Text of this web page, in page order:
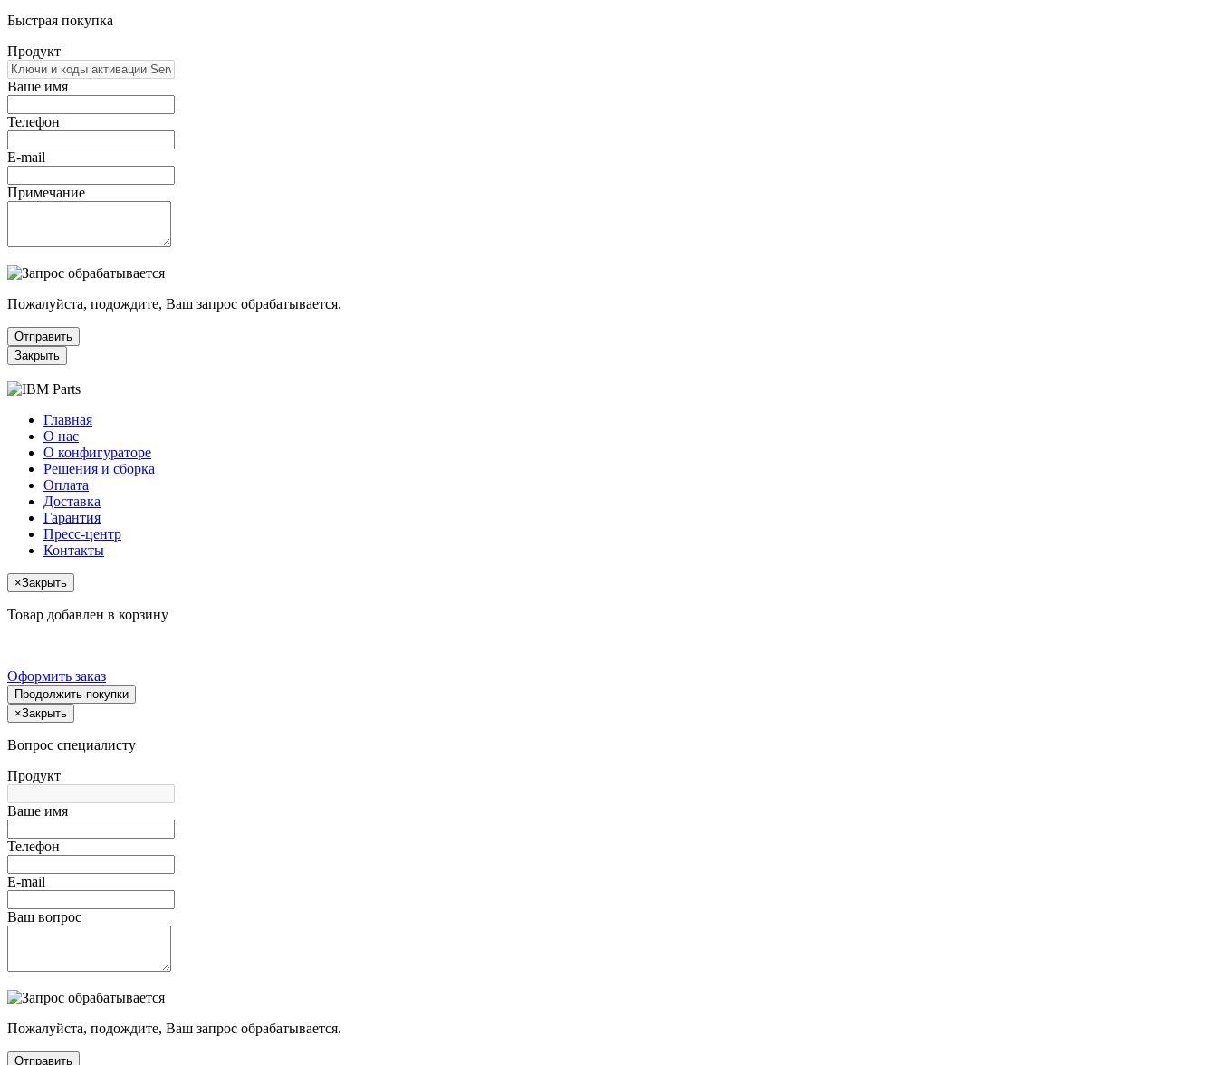
Быстрая покупка
Продукт
Ваше имя
Телефон
E-mail
Примечание
Пожалуйста, подождите, Ваш запрос обрабатывается.
Отправить
Закрыть
Главная
О нас
О конфигураторе
Решения и сборка
Оплата
Доставка
Гарантия
Пресс-центр
Контакты
×Закрыть
Товар добавлен в корзину
Оформить заказ
Продолжить покупки
×Закрыть
Вопрос специалисту
Продукт
Ваше имя
Телефон
E-mail
Ваш вопрос
Пожалуйста, подождите, Ваш запрос обрабатывается.
Отправить